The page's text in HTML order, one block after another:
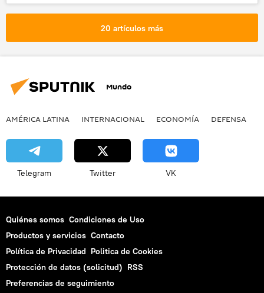
Vladimiro Montesinos
Sendero Luminoso
condena
justicia
política
20 artículos más
Mundo
AMÉRICA LATINA INTERNACIONAL ECONOMÍA DEFENSA
Telegram Twitter VK
Quiénes somos Condiciones de Uso
Productos y servicios Contacto
Política de Privacidad Politica de Cookies
Protección de datos (solicitud) RSS
Preferencias de seguimiento